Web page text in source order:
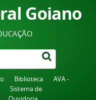
Acesso à informação
Legislação
Canais
Goiano
Biblioteca
AVA -
Sistema de